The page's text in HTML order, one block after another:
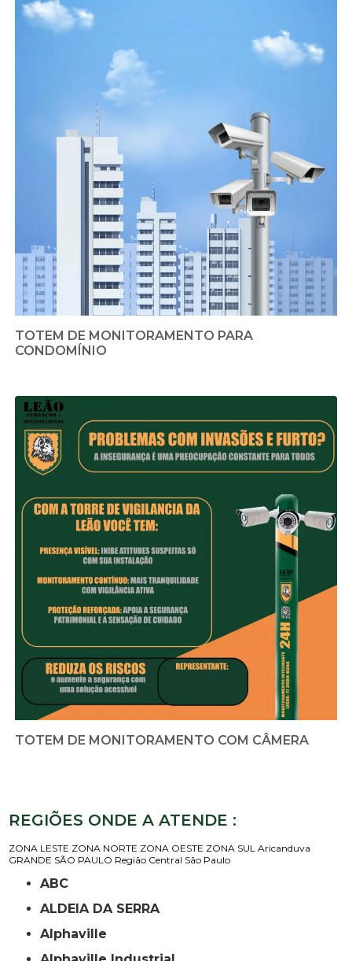
TOTEM DE MONITORAMENTO PARA
CONDOMÍNIO
TOTEM DE MONITORAMENTO COM CÂMERA
REGIÕES ONDE A ATENDE :
ZONA LESTE ZONA NORTE ZONA OESTE ZONA SUL Aricanduva
GRANDE SÃO PAULO Região Central São Paulo
ABC
ALDEIA DA SERRA
Alphaville